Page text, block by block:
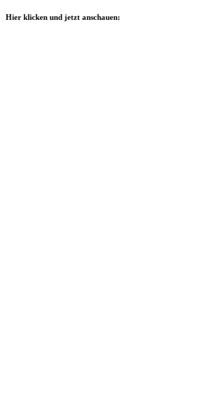
Hier klicken und jetzt anschauen: